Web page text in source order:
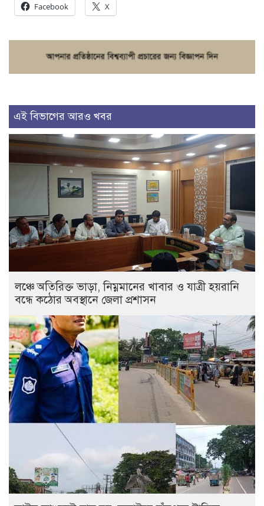
Facebook X
এই বিভাগের আরও খবর
লঞ্চে অতিরিক্ত ভাড়া, নিম্নমানের খাবার ও যাত্রী হয়রানি
বন্ধে কঠোর অবস্থানে জেলা প্রশাসন